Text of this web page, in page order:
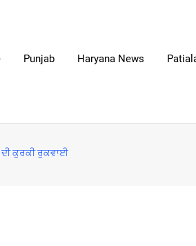
Punjab Haryana News
ਦੀ ਕੁਰਕੀ ਰੁਕਵਾਈ